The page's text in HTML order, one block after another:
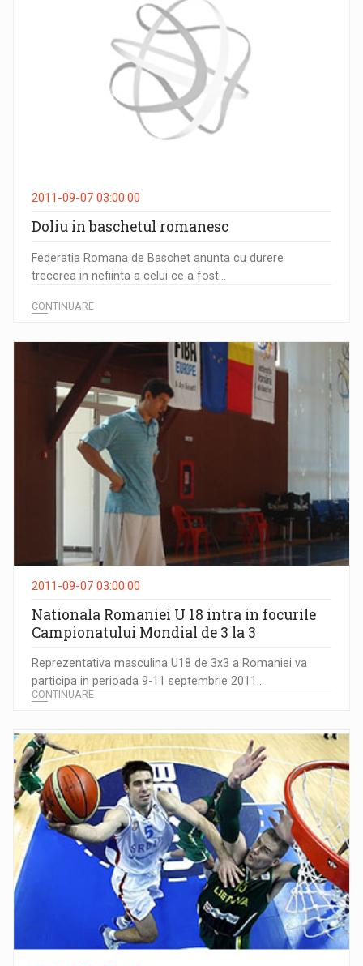
2011-09-07 03:00:00
Doliu in baschetul romanesc
Federatia Romana de Baschet anunta cu durere
trecerea in nefiinta a celui ce a fost...
CONTINUARE
2011-09-07 03:00:00
Nationala Romaniei U 18 intra in focurile
Campionatului Mondial de 3 la 3
Reprezentativa masculina U18 de 3x3 a Romaniei va
participa in perioada 9-11 septembrie 2011...
CONTINUARE